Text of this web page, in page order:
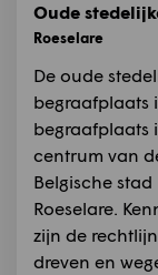
Oude
Roeselare
De oude
begraafplaats
begraafplaats
centrum van
Belgische stad
Roeselare.
zijn de
dreven en